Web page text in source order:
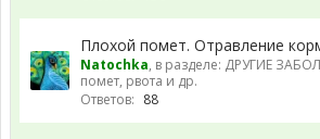
Плохой помет. Отравление
Natochka, в разделе: ДРУГИЕ
помет, рвота и др.
Ответов: 88